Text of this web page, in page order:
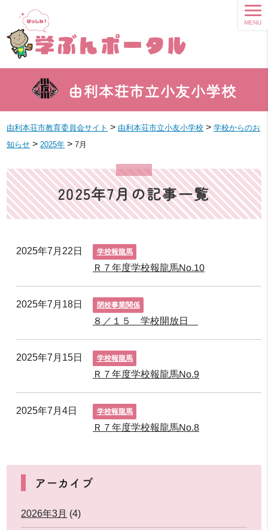
由利本荘市立小友小学校
MENU
由利本荘市教育委員会サイト > 由利本荘市立小友小学校 >学校からのお
知らせ > 2025年 >7月
2025年7月の記事一覧
2025年7月22日 学校報龍馬
Ｒ７年度学校報龍馬No.10
2025年7月18日 閉校事業関係
８／１５ 学校開放日
2025年7月15日 学校報龍馬
Ｒ７年度学校報龍馬No.9
2025年7月4日 学校報龍馬
Ｒ７年度学校報龍馬No.8
アーカイブ
2026年3月 (4)